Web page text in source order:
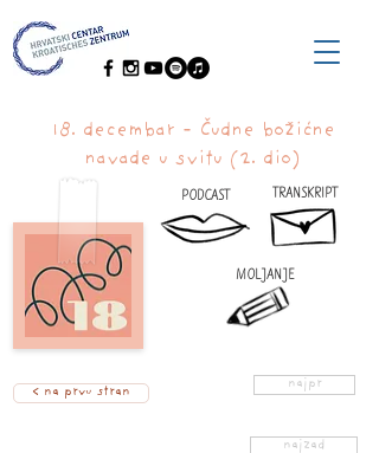
18. decembar - Čudne božićne
navade u svitu (2. dio)
TRANSKRIPT
PODCAST
MOLJANJE
< na prvu stran najpr
najzad